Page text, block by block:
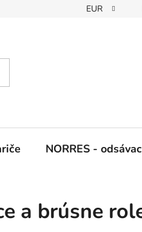
Napíšte nám
EUR
NORRES -
a brúsne